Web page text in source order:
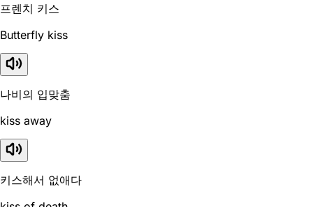
프렌치 키스
Butterfly kiss
나비의 입맞춤
kiss away
키스해서 없애다